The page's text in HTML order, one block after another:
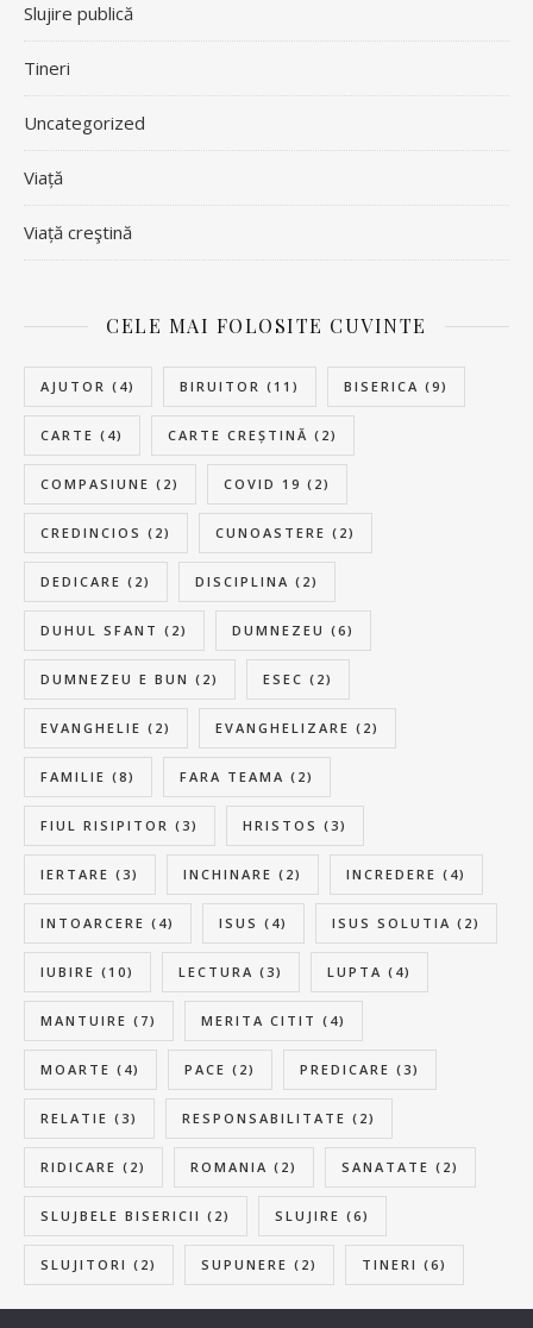
Slujire publică
Tineri
Uncategorized
Viață
Viață creştină
CELE MAI FOLOSITE CUVINTE
AJUTOR (4) BIRUITOR (11) BISERICA (9)
CARTE (4) CARTE CREȘTINĂ (2)
COMPASIUNE (2) COVID 19 (2)
CREDINCIOS (2) CUNOASTERE (2)
DEDICARE (2) DISCIPLINA (2)
DUHUL SFANT (2) DUMNEZEU (6)
DUMNEZEU E BUN (2) ESEC (2)
EVANGHELIE (2) EVANGHELIZARE (2)
FAMILIE (8) FARA TEAMA (2)
FIUL RISIPITOR (3) HRISTOS (3)
IERTARE (3) INCHINARE (2) INCREDERE (4)
INTOARCERE (4) ISUS (4) ISUS SOLUTIA (2)
IUBIRE (10) LECTURA (3) LUPTA (4)
MANTUIRE (7) MERITA CITIT (4)
MOARTE (4) PACE (2) PREDICARE (3)
RELATIE (3) RESPONSABILITATE (2)
RIDICARE (2) ROMANIA (2) SANATATE (2)
SLUJBELE BISERICII (2) SLUJIRE (6)
SLUJITORI (2) SUPUNERE (2) TINERI (6)